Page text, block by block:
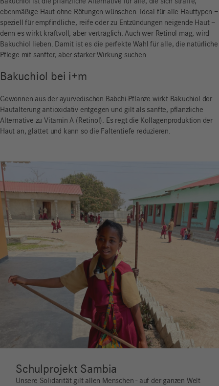
Schulprojekt Sambia
Unsere Solidarität gilt allen Menschen - auf der ganzen Welt
Bakuchiol ist die pflanzliche Alternative für alle, die sich straffe,
ebenmäßige Haut ohne Rötungen wünschen. Ideal für alle Hauttypen –
speziell für empfindliche, reife oder zu Entzündungen neigende Haut –
denn es wirkt kraftvoll, aber verträglich. Auch wer Retinol mag, wird
Bakuchiol lieben. Damit ist es die perfekte Wahl für alle, die natürliche
Pflege mit sanfter, aber starker Wirkung suchen.
Bakuchiol bei i+m
Gewonnen aus der ayurvedischen Babchi-Pflanze wirkt Bakuchiol der
Hautalterung antioxidativ entgegen und gilt als sanfte, pflanzliche
Alternative zu Vitamin A (Retinol). Es regt die Kollagenproduktion der
Haut an, glättet und kann so die Faltentiefe reduzieren.